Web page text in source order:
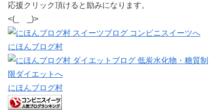
応援クリック頂けると励みになります。
<(_ _)>
にほんブログ村
にほんブログ村